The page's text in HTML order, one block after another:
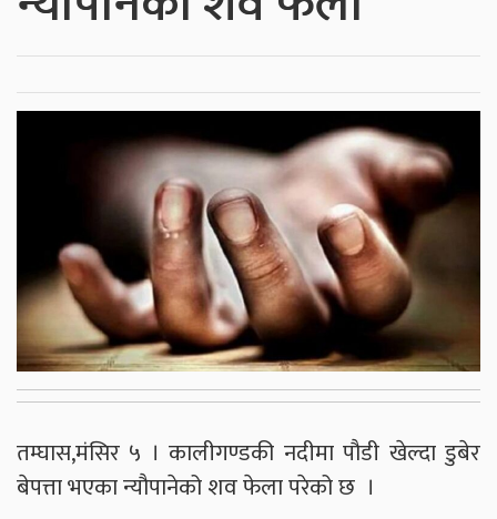
तम्घास,मंसिर ५ । कालीगण्डकी नदीमा पौडी खेल्दा डुबेर
बेपत्ता भएका न्यौपानेको शव फेला परेको छ ।